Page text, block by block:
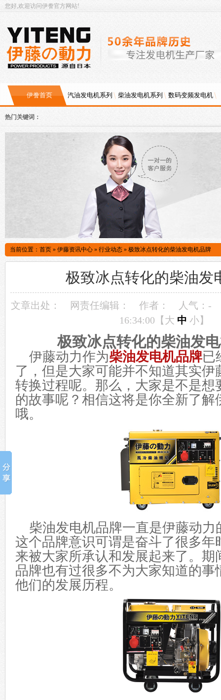
您好,欢迎访问伊誊官方网站!
伊誊首页 汽油发电机系列 柴油发电机系列 数码变频发电机
热门关键词：
当前位置： 首页 » 伊藤资讯中心 » 行业动态 » 极致冰点转化的柴油发电机品牌
极致冰点转化的柴油发
文章出处： 网责任编辑： 作者： 人气： -
16:34:00【 大 中 小】
极致冰点转化的柴油发
伊藤动力作为柴油发电机品牌已
了，但是大家可能并不知道其实伊
转换过程呢。那么，大家是不是想
的故事呢？相信这将是你全新了解
哦。
柴油发电机品牌一直是伊藤动力
这个品牌意识可谓是奋斗了很多年
来被大家所承认和发展起来了。期
品牌也有过很多不为大家知道的事
他们的发展历程。